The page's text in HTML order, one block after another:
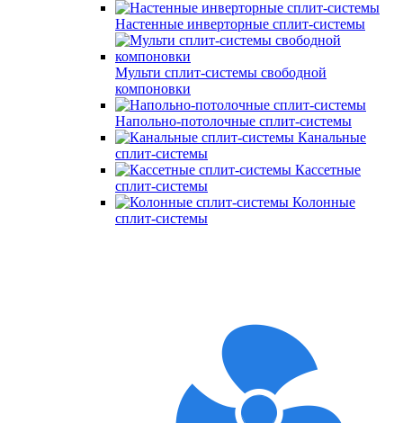
Настенные инверторные сплит-системы
Мульти сплит-системы свободной
компоновки
Напольно-потолочные сплит-системы
Канальные
сплит-системы
Кассетные
сплит-системы
Колонные
сплит-системы